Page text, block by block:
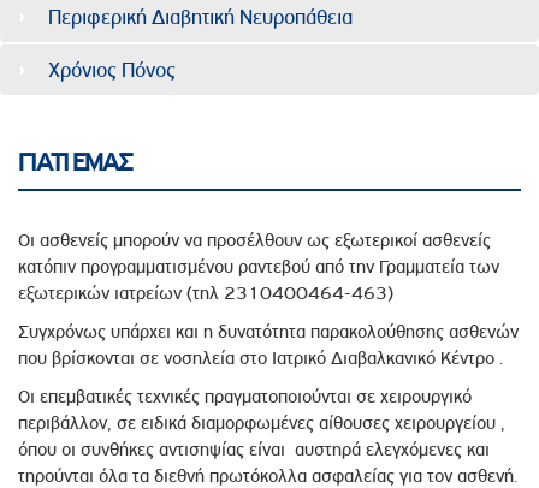
Περιφερική Διαβητική Νευροπάθεια
Χρόνιος Πόνος
ΓΙΑΤΙ ΕΜΑΣ
Οι ασθενείς μπορούν να προσέλθουν ως εξωτερικοί ασθενείς
κατόπιν προγραμματισμένου ραντεβού από την Γραμματεία των
εξωτερικών ιατρείων (τηλ 2310400464-463)
Συγχρόνως υπάρχει και η δυνατότητα παρακολούθησης ασθενών
που βρίσκονται σε νοσηλεία στο Ιατρικό Διαβαλκανικό Κέντρο .
Οι επεμβατικές τεχνικές πραγματοποιούνται σε χειρουργικό
περιβάλλον, σε ειδικά διαμορφωμένες αίθουσες χειρουργείου ,
όπου οι συνθήκες αντισηψίας είναι αυστηρά ελεγχόμενες και
τηρούνται όλα τα διεθνή πρωτόκολλα ασφαλείας για τον ασθενή.